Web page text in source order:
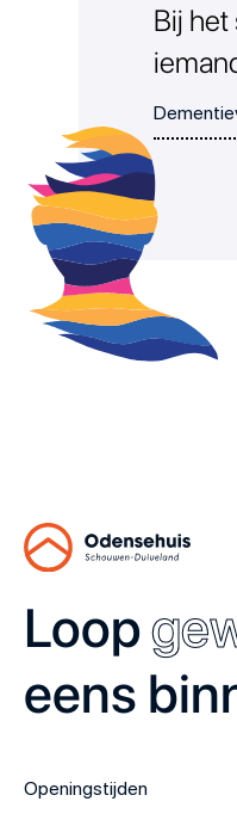
Bij het
Loop
eens
Openingstijden